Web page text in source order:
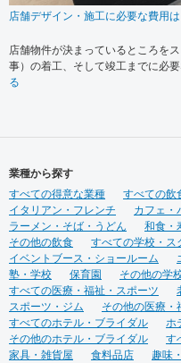
店舗デザイン・施工に必要な費用
店舗物件が決まっているところを
事）の着工、そして竣工までに必
る
業種から探す
すべての得意な業種
すべての飲
イタリアン・フレンチ
カフェ・
ラーメン・そば・うどん
和食・
その他の飲食
すべての学校・ス
イベントブース・ショールーム
塾・学校
保育園
その他の学
すべての医療・福祉・スポーツ
スポーツ・ジム
その他の医療・
すべてのホテル・ブライダル
ホ
その他のホテル・ブライダル
す
家具・雑貨屋
食料品店 趣味